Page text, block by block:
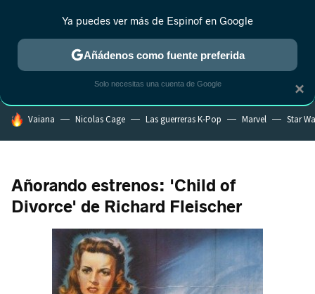
ESTRENOS REALITY ANIME RANKINGS CINE
HOY SE HABLA DE
Vaiana Nicolas Cage Las guerreras K-Pop Marvel Star
Añorando estrenos: 'Child of
Divorce' de Richard Fleischer
×
Ya puedes ver más de Espinof en Google
Añádenos como fuente preferida
Solo necesitas una cuenta de Google